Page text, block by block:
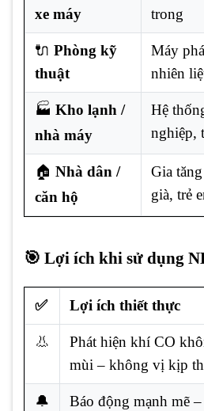
xe máy
trong
🔌 Phòng kỹ
thuật
Máy
nhiên
🏭 Kho lạnh /
nhà máy
Hệ
nghiệp,
🏠 Nhà dân /
căn hộ
Gia
già, trẻ
🎯 Lợi ích khi sử dụng
✅ Lợi ích thiết thực
👃
Phát hiện khí CO
mùi – không vị kịp
🔔
Báo động mạnh mẽ